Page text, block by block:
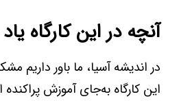
آنچه در این کارگاه
در اندیشه آسیا، ما باور داریم
این کارگاه به‌جای آموزش